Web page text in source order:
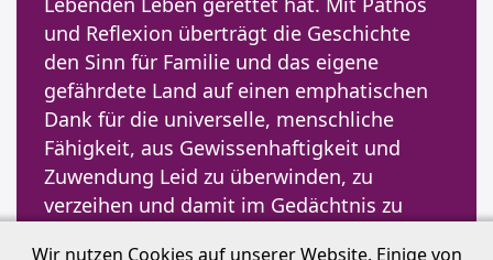
und Reflexion überträgt die Geschichte
den Sinn für Familie und das eigene
gefährdete Land auf einen emphatischen
Dank für die universelle, menschliche
Fähigkeit, aus Gewissenhaftigkeit und
Zuwendung Leid zu überwinden, zu
verzeihen und damit im Gedächtnis zu
Wir nutzen Cookies auf unserer Website. Einige von